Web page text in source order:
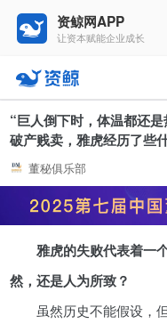
资鲸网APP
让资本赋能企业成长
资讯 课堂
为你推荐
星、平安、腾讯、比亚
等66位超级商业巨头未来
局！（非常值得收藏！）
11-01
“巨人倒下时，体温都还
破产贱卖，雅虎经历了些
董秘俱乐部
雅虎的失败代表着一
然，还是人为所致？
虽然历史不能假设，但